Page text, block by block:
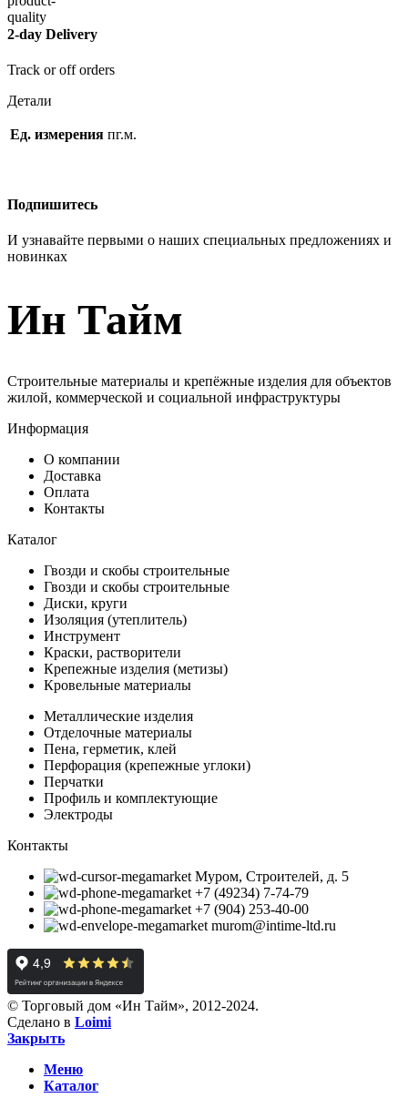
2-day Delivery
Track or off orders
Детали
Ед. измерения пг.м.
Подпишитесь
И узнавайте первыми о наших специальных предложениях и
новинках
Ин Тайм
Строительные материалы и крепёжные изделия для объектов
жилой, коммерческой и социальной инфраструктуры
Информация
О компании
Доставка
Оплата
Контакты
Каталог
Гвозди и скобы строительные
Гвозди и скобы строительные
Диски, круги
Изоляция (утеплитель)
Инструмент
Краски, растворители
Крепежные изделия (метизы)
Кровельные материалы
Металлические изделия
Отделочные материалы
Пена, герметик, клей
Перфорация (крепежные углоки)
Перчатки
Профиль и комплектующие
Электроды
Контакты
Муром, Строителей, д. 5
+7 (49234) 7-74-79
+7 (904) 253-40-00
murom@intime-ltd.ru
© Торговый дом «Ин Тайм», 2012-2024.
Сделано в Loimi
Закрыть
Меню
Каталог